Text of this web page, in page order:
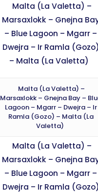
Malta (La Valetta) –
Marsaxlokk – Gnejna
– Blue Lagoon – Mgarr –
Dwejra – Ir Ramla
– Malta (La Valetta)
Malta (La Valetta) –
Marsaxlokk – Gnejna Bay –
Lagoon – Mgarr – Dwejra – Ir
Ramla (Gozo) – Malta (La
Valetta)
Malta (La Valetta) –
Marsaxlokk – Gnejna
– Blue Lagoon – Mgarr –
Dwejra – Ir Ramla